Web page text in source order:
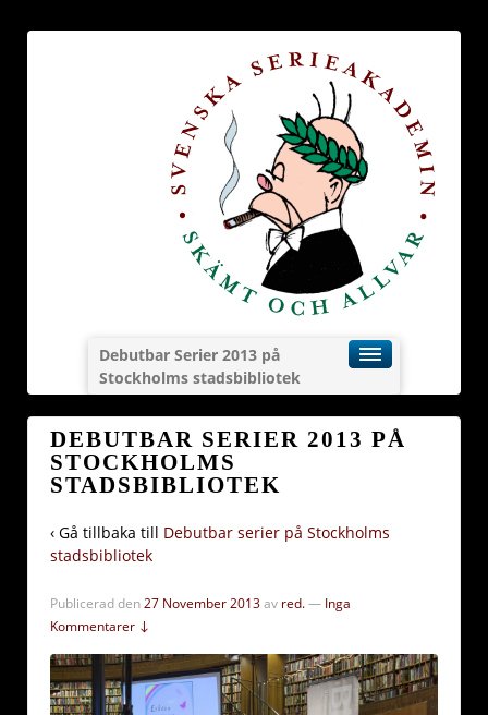
Debutbar Serier 2013 på
Stockholms stadsbibliotek
DEBUTBAR SERIER 2013 PÅ
STOCKHOLMS
STADSBIBLIOTEK
‹ Gå tillbaka till Debutbar serier på Stockholms
stadsbibliotek
Publicerad den27 November 2013av red.— Inga
Kommentarer ↓